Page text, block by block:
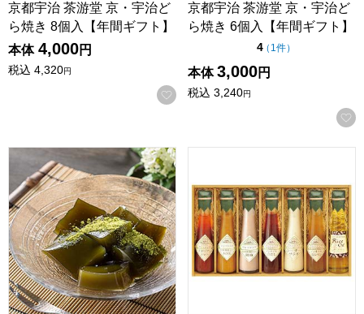
京都宇治 茶游堂 京・宇治ど
ら焼き 8個入【年間ギフト】
本体 4,000円
税込 4,320円
お気に入りに登録する
京都宇治 茶游堂 京・宇治ど
ら焼き 6個入【年間ギフト】
4点（5点満点中）
（ 1件の評価
）
本体 3,000円
税込 3,240円
京都宇治 茶游堂 茶彩菓「わらびもちセット」和み【年間ギ